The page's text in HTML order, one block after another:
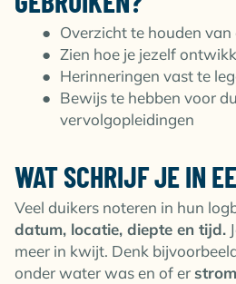
Overzicht te houden van
Zien hoe je jezelf
Herinneringen vast te
Bewijs te hebben voor
vervolgopleidingen
WAT SCHRIJF JE IN
Veel duikers noteren in hun
datum, locatie, diepte en tijd.
meer in kwijt. Denk
onder water was en of er